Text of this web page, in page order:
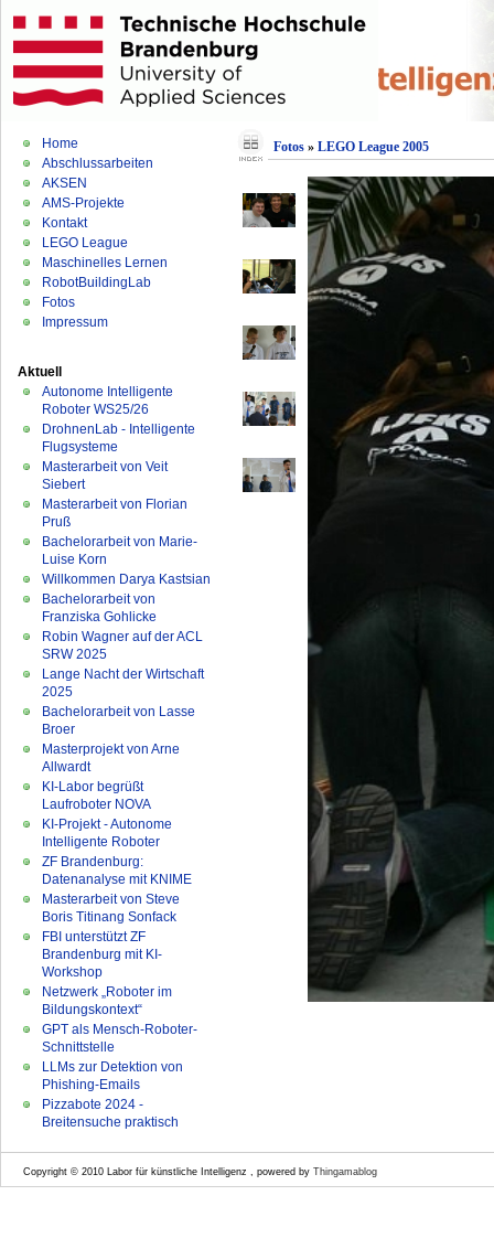
Home
Abschlussarbeiten
AKSEN
AMS-Projekte
Kontakt
LEGO League
Maschinelles Lernen
RobotBuildingLab
Fotos
Impressum
Aktuell
Autonome Intelligente
Roboter WS25/26
DrohnenLab - Intelligente
Flugsysteme
Masterarbeit von Veit
Siebert
Masterarbeit von Florian
Pruß
Bachelorarbeit von Marie-
Luise Korn
Willkommen Darya Kastsian
Bachelorarbeit von
Franziska Gohlicke
Robin Wagner auf der ACL
SRW 2025
Lange Nacht der Wirtschaft
2025
Bachelorarbeit von Lasse
Broer
Masterprojekt von Arne
Allwardt
KI-Labor begrüßt
Laufroboter NOVA
KI-Projekt - Autonome
Intelligente Roboter
ZF Brandenburg:
Datenanalyse mit KNIME
Masterarbeit von Steve
Boris Titinang Sonfack
FBI unterstützt ZF
Brandenburg mit KI-
Workshop
Netzwerk „Roboter im
Bildungskontext“
GPT als Mensch-Roboter-
Schnittstelle
LLMs zur Detektion von
Phishing-Emails
Pizzabote 2024 -
Breitensuche praktisch
Fotos» LEGO League 2005
Copyright © 2010 Labor für künstliche Intelligenz , powered by Thingamablog